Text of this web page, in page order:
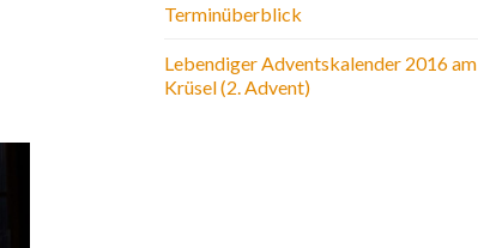
Terminüberblick
Lebendiger Adventskalender 2016 am
Krüsel (2. Advent)